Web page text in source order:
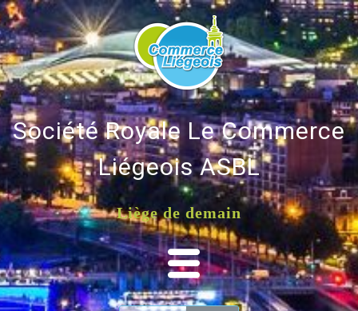
Société Royale Le Commerce
Liégeois ASBL
Liège de demain